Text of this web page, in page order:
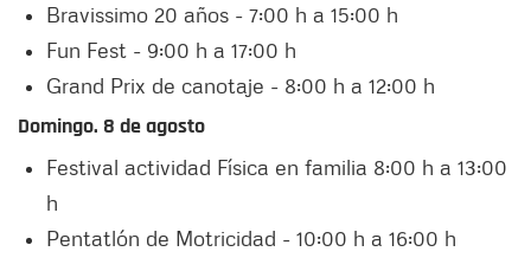
Bravissimo 20 años - 7:00 h a 15:00 h
Fun Fest - 9:00 h a 17:00 h
Grand Prix de canotaje - 8:00 h a 12:00 h
Domingo. 8 de agosto
Festival actividad Física en familia 8:00 h a 13:00
h
Pentatlón de Motricidad - 10:00 h a 16:00 h